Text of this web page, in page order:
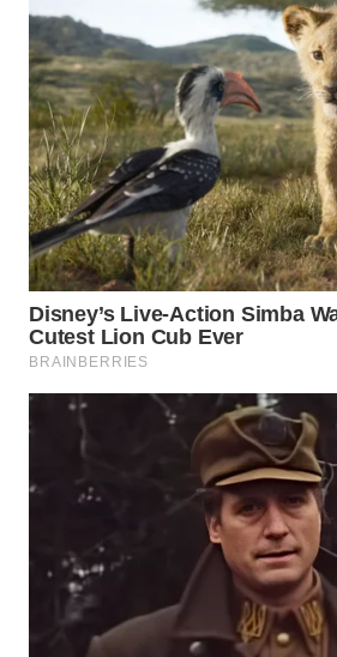
ALPERKLINAS
FORJASIDA
TAMBANG
NEWS
SITUNGIR
NEWS
SIDIKALANG
NEWS
SIBARAGAS
NEWS
METRO
SIANTAR
NEWS